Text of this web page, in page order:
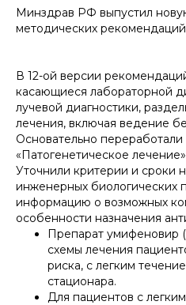
Минздрав РФ выпустил
методических
В 12-ой версии
касающиеся лабораторной
лучевой диагностики,
лечения, включая ведение
Основательно переработали
«Патогенетическое
Уточнили критерии и сроки
инженерных биологических
информацию о возможных
особенности назначения
Препарат умифеновир
схемы лечения
риска, с легким
стационара.
Для пациентов с